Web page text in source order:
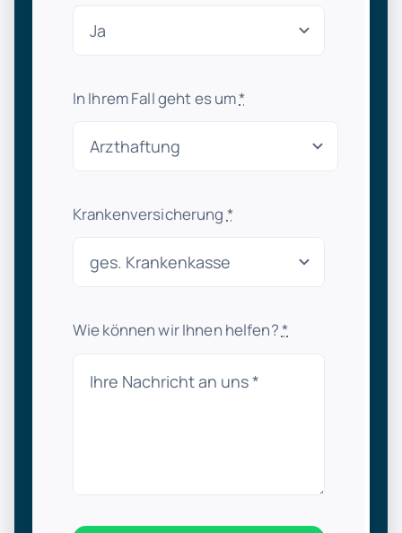
In Ihrem Fall geht es um*
Krankenversicherung *
Wie können wir Ihnen helfen?*